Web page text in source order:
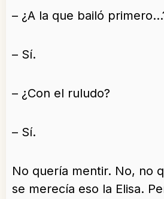
– ¿A la que bailó
– Sí.
– ¿Con el ruludo?
– Sí.
No quería mentir. No, no
se merecía eso la Elisa.